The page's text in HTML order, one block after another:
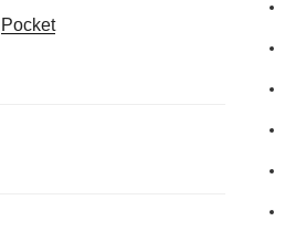
Pocket